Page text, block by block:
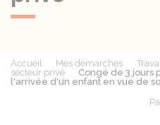
Accueil Mes démarches
secteur privé
Congé de 3 jours
l'arrivée d'un enfant en vue de